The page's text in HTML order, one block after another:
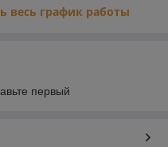
весь график работы
первый